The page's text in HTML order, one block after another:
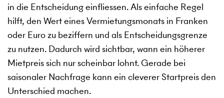
in die Entscheidung einfliessen. Als einfache Regel
hilft, den Wert eines Vermietungsmonats in Franken
oder Euro zu beziffern und als Entscheidungsgrenze
zu nutzen. Dadurch wird sichtbar, wann ein höherer
Mietpreis sich nur scheinbar lohnt. Gerade bei
saisonaler Nachfrage kann ein cleverer Startpreis den
Unterschied machen.